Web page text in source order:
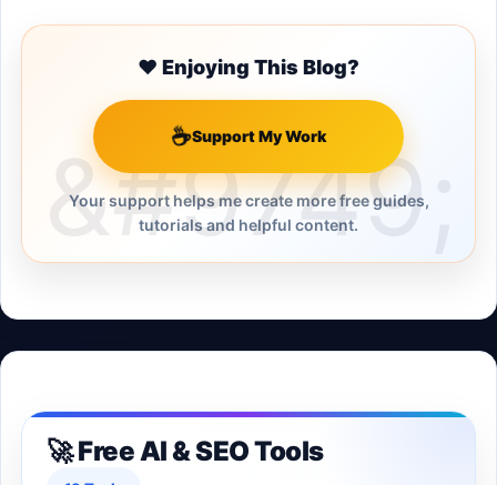
❤️ Enjoying This Blog?
☕Support My Work
Your support helps me create more free guides,
tutorials and helpful content.
🚀 Free AI & SEO Tools